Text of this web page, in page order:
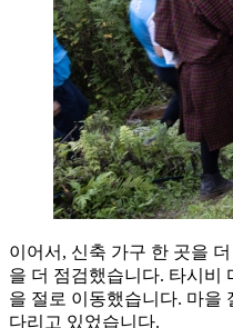
이어서, 신축 가구 한 곳을
을 더 점검했습니다. 타시비
을 절로 이동했습니다. 마을
다리고 있었습니다.